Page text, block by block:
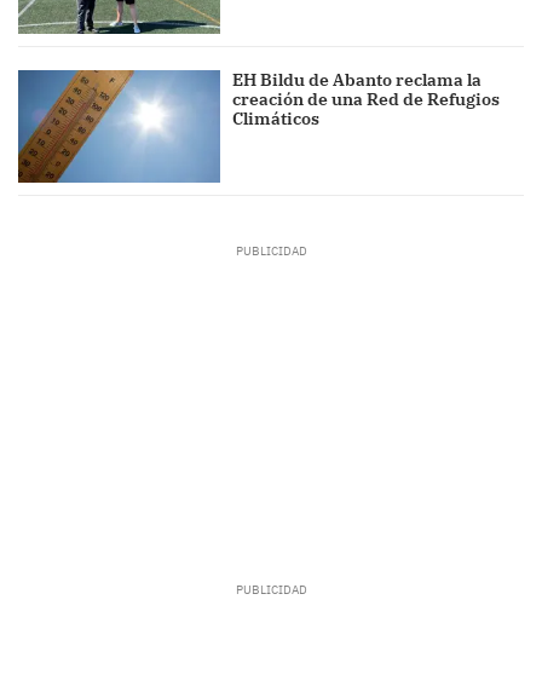
EH Bildu de Abanto reclama la
creación de una Red de Refugios
Climáticos